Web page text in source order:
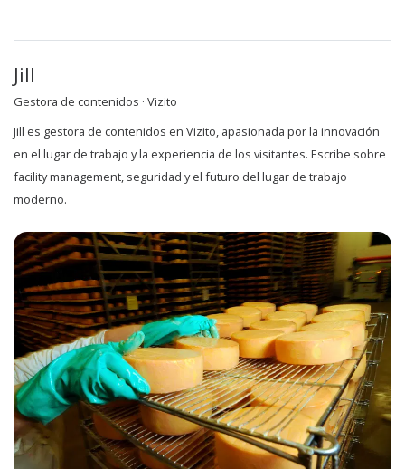
Jill
Gestora de contenidos · Vizito
Jill es gestora de contenidos en Vizito, apasionada por la innovación
en el lugar de trabajo y la experiencia de los visitantes. Escribe sobre
facility management, seguridad y el futuro del lugar de trabajo
moderno.